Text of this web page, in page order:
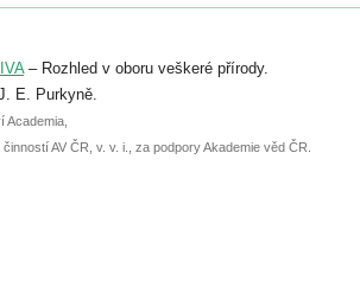
do 6. září.
přednášky nebo
června.
– Rozhled v oboru veškeré přírody.
E. Purkyně.
Academia,
AV ČR, v. v. i., za podpory Akademie věd ČR.